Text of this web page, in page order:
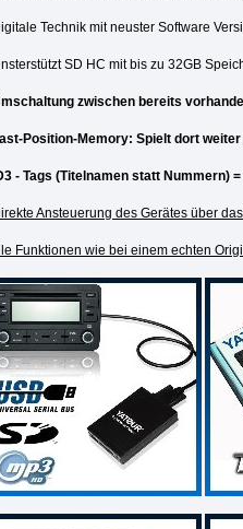
Technik mit neuster Software
SD HC mit bis zu 32GB
zwischen bereits
Position-Memory: Spielt dort
- Tags (Titelnamen statt Nummern)
Ansteuerung des Gerätes über
Funktionen wie bei einem echten